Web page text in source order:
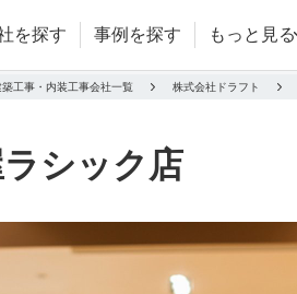
を探す 事例を探す もっと見る
工事・内装工事会社一覧 株式会社ドラフト
シック店